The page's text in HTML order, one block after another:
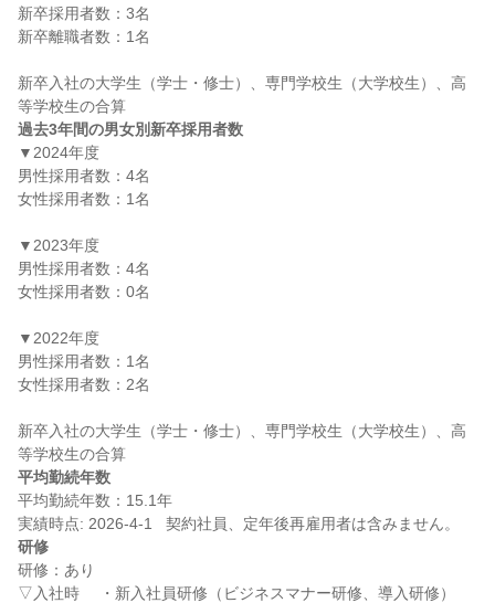
新卒採用者数：3名
新卒離職者数：1名
新卒入社の大学生（学士・修士）、専門学校生（大学校生）、高
過去3年間の男女別新卒採用者数
▼2024年度
男性採用者数：4名
女性採用者数：1名
▼2023年度
男性採用者数：4名
女性採用者数：0名
▼2022年度
男性採用者数：1名
女性採用者数：2名
新卒入社の大学生（学士・修士）、専門学校生（大学校生）、高
平均勤続年数
平均勤続年数：15.1年
研修
研修：あり
▽入社時 　・新入社員研修（ビジネスマナー研修、導入研修）